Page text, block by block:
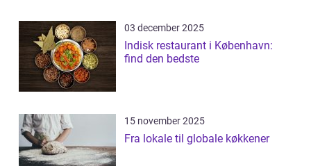
03 december 2025
Indisk restaurant i København:
find den bedste
15 november 2025
Fra lokale til globale køkkener